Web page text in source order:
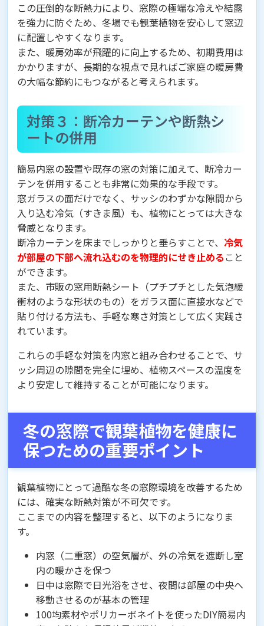
この圧倒的な断熱力により、窓際の極端な冷えや結露
を強力に防ぐため、冬場でも観葉植物を安心して窓辺
に配置しやすくなります。
また、暖房効率が飛躍的に向上するため、初期費用は
かかりますが、長期的な視点で見ればご家庭の暖房費
の大幅な節約にもつながると考えられます。
対策３：断冷カーテンや断熱シ
ートの併用
簡易内窓の設置や既存の窓の対策に加えて、断冷カー
テンを併用することも非常に効果的な手段です。
窓ガラスの面だけでなく、サッシのわずかな隙間から
入り込む冷気（すきま風）も、植物にとっては大きな
脅威となります。
断冷カーテンを床までしっかりと垂らすことで、 冷気
が部屋の下部へ流れ込むのを物理的にせき止める こと
ができます。
また、市販の窓用断熱シート（プチプチとした気泡緩
衝材のような形状のもの）をガラス面に直接水などで
貼り付ける方法も、手軽な寒さ対策として広く実践さ
れています。
これらの手軽な対策を内窓と組み合わせることで、サ
ッシ周辺の隙間を完全に埋め、植物スペースの温度を
より安定して維持することが可能になります。
冬の窓際で観葉植物を健康に
保つための重要ポイント
観葉植物にとって過酷な冬の窓際環境を改善するため
には、確実な断熱対策が不可欠です。
ここまでの内容を整理すると、以下のようになりま
す。
内窓（二重窓）の空気層が、外の冷気を遮断し室
内の暖かさを保つ
日中は窓際で日光浴をさせ、夜間は部屋の中央へ
移動させるのが基本の管理
100均素材やポリカーボネイトを使ったDIY簡易内